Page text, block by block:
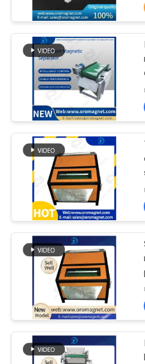
GIRO
DELLA
FABBRICA
CONTROLLO
DI
QUALITÀ
CONTATTICI
NOTIZIE
CONOSCENZE
CASI
MAPPA
magnetica
Separatore
magnetico
pendenza
Separatore